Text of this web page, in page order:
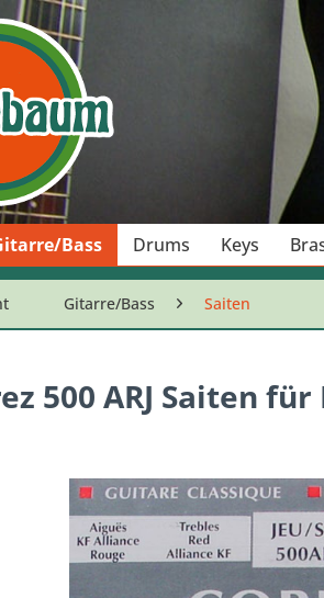
Bass Drums Keys
Gitarre/Bass Saiten
500 ARJ Saiten